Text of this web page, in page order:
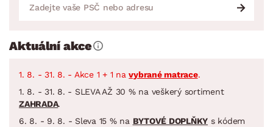
Aktuální akce
1. 8. - 31. 8. - Akce 1 + 1 navybrané matrace.
1. 8. - 31. 8. - SLEVA AŽ 30 % na veškerý sortiment
ZAHRADA.
6. 8. - 9. 8. - Sleva 15 % na BYTOVÉ DOPLŇKY s kódem